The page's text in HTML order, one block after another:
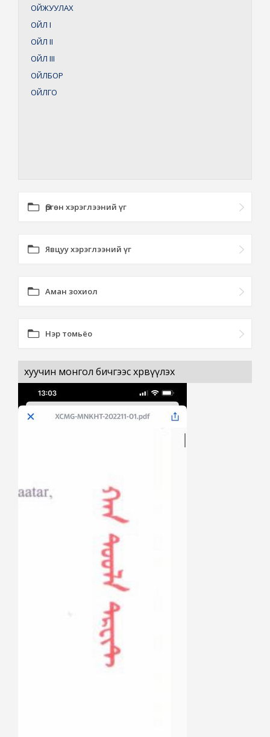
ОЙЖУУЛАХ
ОЙЛ I
ОЙЛ II
ОЙЛ III
ОЙЛБОР
ОЙЛГО
Өргөн хэрэглээний үг
Явцуу хэрэглээний үг
Аман зохиол
Нэр томьёо
хуучин монгол бичгээс хөрвүүлэх